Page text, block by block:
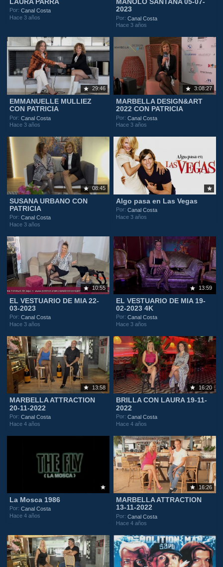
LAURA PARRA
Por:Canal Costa
Hace 3 años
MANOLO SANTANA 05-07-
2023
Por:Canal Costa
Hace 3 años
29:46
EMMANUELLE MULLIEZ
CON PATRICIA
Por:Canal Costa
Hace 3 años
3:08:27
MARBELLA DESIGN&ART
2022 CON PATRICIA
Por:Canal Costa
Hace 3 años
08:45
SUSANA URBANO CON
PATRICIA
Por:Canal Costa
Hace 3 años
Algo pasa en Las Vegas
Por:Canal Costa
Hace 3 años
10:55
EL VESTUARIO DE MIA 22-
03-2023
Por:Canal Costa
Hace 3 años
13:59
EL VESTUARIO DE MIA 19-
02-2023 4K
Por:Canal Costa
Hace 3 años
13:58
MARBELLA ATTRACTION
20-11-2022
Por:Canal Costa
Hace 4 años
16:20
BRILLA CON LAURA 19-11-
2022
Por:Canal Costa
Hace 4 años
La Mosca 1986
Por:Canal Costa
Hace 4 años
16:26
MARBELLA ATTRACTION
13-11-2022
Por:Canal Costa
Hace 4 años